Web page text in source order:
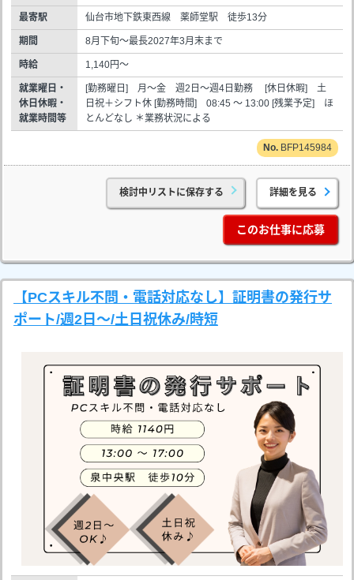
最寄駅 仙台市地下鉄東西線 薬師堂駅 徒歩13分
期間 8月下旬～最長2027年3月末まで
時給 1,140円～
就業曜日・
休日休暇・
就業時間等
[勤務曜日] 月～金 週2日～週4日勤務 [休日休暇] 土
日祝＋シフト休 [勤務時間] 08:45 ～ 13:00 [残業予定] ほ
とんどなし ＊業務状況による
BFP145984
検討中リストに保存する 詳細を見る
このお仕事に応募
【PCスキル不問・電話対応なし】証明書の発行サ
ポート/週2日～/土日祝休み/時短